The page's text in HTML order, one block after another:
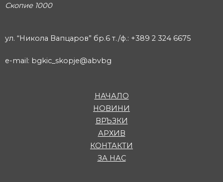
Скопие 1000
ул. “Никола Вапцаров” бр.6 т./ф.: +389 2 324 6675
e-mail: bgkic_skopje@abvbg
НАЧАЛО
НОВИНИ
ВРЪЗКИ
АРХИВ
КОНТАКТИ
ЗА НАС